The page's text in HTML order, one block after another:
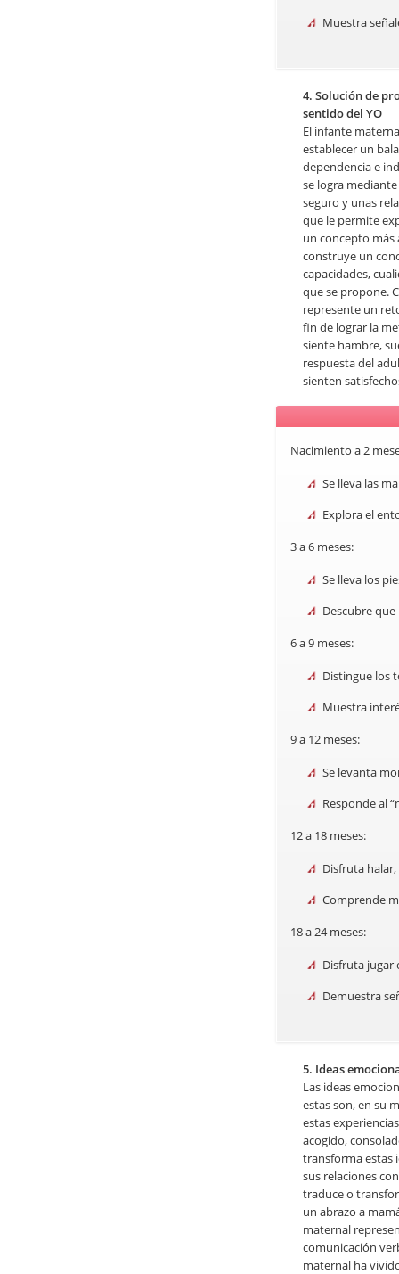
Muestra
4. Solución de
sentido del YO
El infante
establecer un
dependencia e
se logra
seguro y unas
que le permite
un concepto más
construye un
capacidades,
que se propone.
represente un
fin de lograr la
siente hambre,
respuesta del
sienten
Nacimiento a 2
Se lleva las
Explora el
3 a 6 meses:
Se lleva los
Descubre
6 a 9 meses:
Distingue los
Muestra
9 a 12 meses:
Se levanta
Responde al
12 a 18 meses:
Disfruta
Comprende
18 a 24 meses:
Disfruta jugar
Demuestra
5. Ideas
Las ideas
estas son, en su
estas
acogido,
transforma estas
sus relaciones
traduce o
un abrazo a
maternal
comunicación
maternal ha